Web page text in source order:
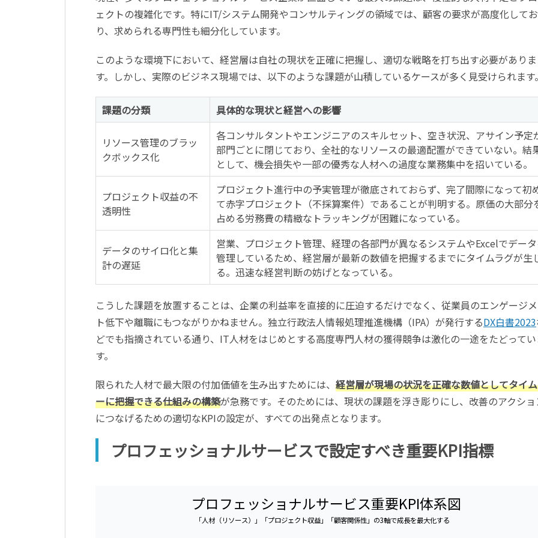
ェクトの複雑化です。特にIT/システム開発やコンサルティングの領域では、顧客の要求が高度化してお
り、求められる専門性も細分化しています。
このような環境下において、経営層は自社の現状を正確に把握し、適切な戦略を打ち出す必要がありま
す。しかし、実際のビジネス現場では、以下のような課題が山積しているケースが多く見受けられます。
課題の分類 具体的な現状と経営への影響
リソース管理のブラッ
クボックス化
各コンサルタントやエンジニアのスキルセット、空き状況、アサイン予定
部門ごとに閉じており、全社的なリソースの最適配置ができていない。結
として、機会損失や一部の優秀な人材への過度な業務集中を招いている。
プロジェクト収益の不
透明性
プロジェクト進行中の予実管理が徹底されておらず、完了間際になって初
て赤字プロジェクト（不採算案件）であることが判明する。原価の大部分
占める労務費の精緻なトラッキングが困難になっている。
データのサイロ化と集
計の遅延
営業、プロジェクト管理、経理の各部門が異なるシステムやExcelでデー
管理しているため、経営層が最新の数値を把握するまでにタイムラグが生
る。迅速な経営判断の妨げとなっている。
こうした課題を放置することは、企業の利益率を直接的に圧迫するだけでなく、従業員のエンゲージ
ト低下や離職にもつながりかねません。独立行政法人情報処理推進機構（IPA）が発行するDX白書2023
どでも指摘されている通り、IT人材をはじめとする高度専門人材の獲得競争は激化の一途をたどってい
す。
限られた人材で最大限の付加価値を生み出すためには、 経営層が現場の状況を正確な数値としてタイ
ーに把握できる仕組みの構築が急務です。そのためには、現状の課題を浮き彫りにし、改善のアクショ
につなげるための適切なKPIの設定が、すべての出発点となります。
プロフェッショナルサービスで設定すべき重要KPI指標
プロフェッショナルサービス重要KPI体系図
「人材（リソース）」「プロジェクト収益」「顧客関係性」の3軸で成長を最大化する